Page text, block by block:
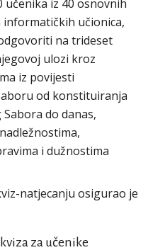
učenika iz 40 osnovnih
informatičkih učionica,
na trideset
ulozi kroz
iz povijesti
od konstituiranja
do danas,
i dužnostima
natjecanju osigurao je
za učenike